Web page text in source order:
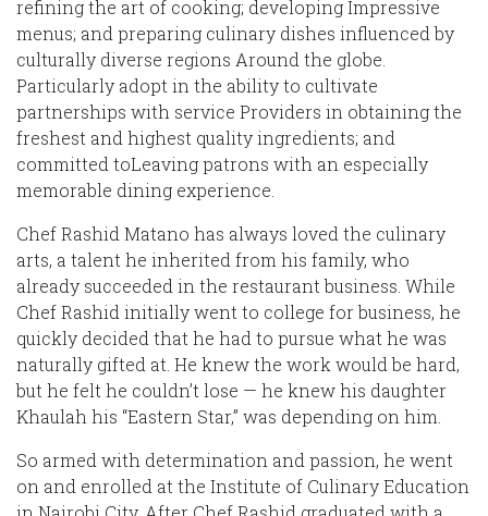
refining the art of cooking; developing Impressive
menus; and preparing culinary dishes influenced by
culturally diverse regions Around the globe.
Particularly adopt in the ability to cultivate
partnerships with service Providers in obtaining the
freshest and highest quality ingredients; and
committed toLeaving patrons with an especially
memorable dining experience.
Chef Rashid Matano has always loved the culinary
arts, a talent he inherited from his family, who
already succeeded in the restaurant business. While
Chef Rashid initially went to college for business, he
quickly decided that he had to pursue what he was
naturally gifted at. He knew the work would be hard,
but he felt he couldn’t lose — he knew his daughter
Khaulah his “Eastern Star,” was depending on him.
So armed with determination and passion, he went
on and enrolled at the Institute of Culinary Education